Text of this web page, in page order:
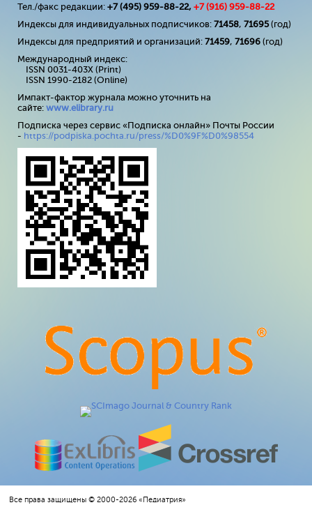
Тел./факс редакции: +7 (495) 959-88-22, +7 (916) 959-88-22
Индексы для индивидуальных подписчиков: 71458, 71695(год)
Индексы для предприятий и организаций: 71459, 71696 (год)
Международный индекс:
ISSN 0031-403X (Print)
ISSN 1990-2182 (Online)
Импакт-фактор журнала можно уточнить на
сайте: www.elibrary.ru
Подписка через сервис «Подписка онлайн» Почты России
- https://podpiska.pochta.ru/press/%D0%9F%D0%98554
Все права защищены © 2000-2026 «Педиатрия»